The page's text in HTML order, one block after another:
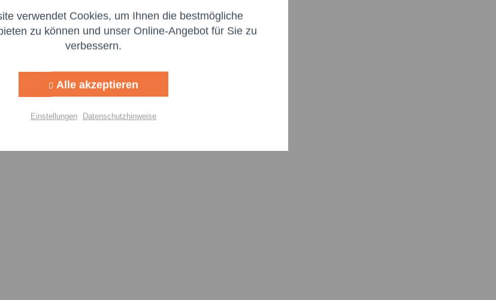
Aktiv
verwendet Cookies, um Ihnen die bestmögliche
zu können und unser Online-Angebot für Sie zu
verbessern.
Alle akzeptieren
Einstellungen Datenschutzhinweise